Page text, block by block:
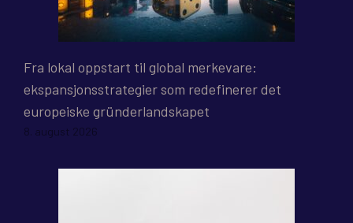
Fra lokal oppstart til global merkevare:
ekspansjonsstrategier som redefinerer det
europeiske gründerlandskapet
8. august 2026